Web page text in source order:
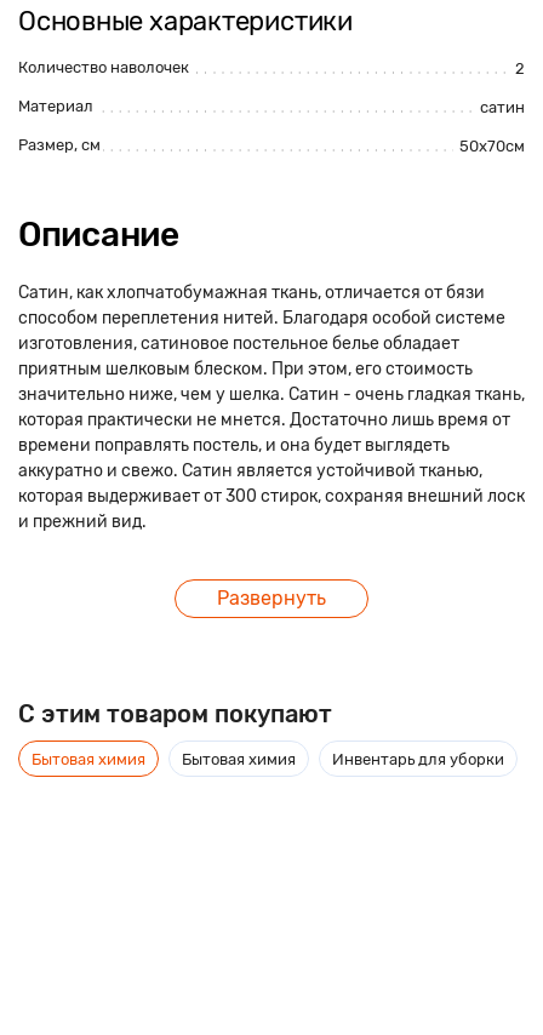
Основные характеристики
Количество наволочек 2
Материал сатин
Размер, см 50x70см
Описание
Сатин, как хлопчатобумажная ткань, отличается от бязи
способом переплетения нитей. Благодаря особой системе
изготовления, сатиновое постельное белье обладает
приятным шелковым блеском. При этом, его стоимость
значительно ниже, чем у шелка. Сатин - очень гладкая ткань,
которая практически не мнется. Достаточно лишь время от
времени поправлять постель, и она будет выглядеть
аккуратно и свежо. Сатин является устойчивой тканью,
которая выдерживает от 300 стирок, сохраняя внешний лоск
и прежний вид.
Развернуть
C этим товаром покупают
Бытовая химия Бытовая химия Инвентарь для уборки